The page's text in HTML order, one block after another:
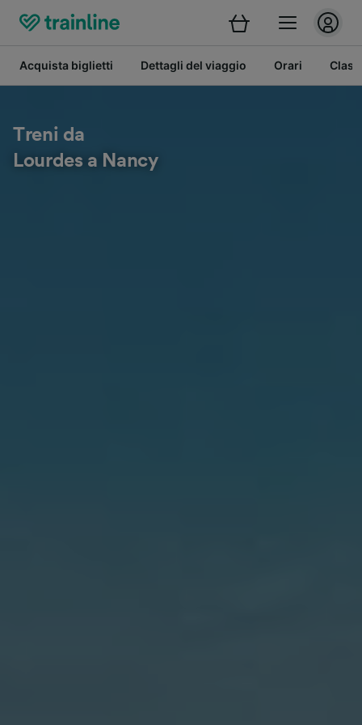
Acquista biglietti Dettagli del viaggio Orari
Treni da
Lourdes a Nancy